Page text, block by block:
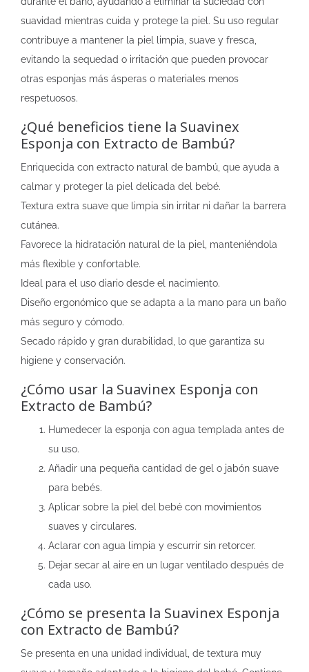
suavidad mientras cuida y protege la piel. Su uso regular
contribuye a mantener la piel limpia, suave y fresca,
evitando la sequedad o irritación que pueden provocar
otras esponjas más ásperas o materiales menos
respetuosos.
¿Qué beneficios tiene la Suavinex
Esponja con Extracto de Bambú?
Enriquecida con extracto natural de bambú, que ayuda a
calmar y proteger la piel delicada del bebé.
Textura extra suave que limpia sin irritar ni dañar la barrera
cutánea.
Favorece la hidratación natural de la piel, manteniéndola
más flexible y confortable.
Ideal para el uso diario desde el nacimiento.
Diseño ergonómico que se adapta a la mano para un baño
más seguro y cómodo.
Secado rápido y gran durabilidad, lo que garantiza su
higiene y conservación.
¿Cómo usar la Suavinex Esponja con
Extracto de Bambú?
Humedecer la esponja con agua templada antes de
su uso.
Añadir una pequeña cantidad de gel o jabón suave
para bebés.
Aplicar sobre la piel del bebé con movimientos
suaves y circulares.
Aclarar con agua limpia y escurrir sin retorcer.
Dejar secar al aire en un lugar ventilado después de
cada uso.
¿Cómo se presenta la Suavinex Esponja
con Extracto de Bambú?
Se presenta en una unidad individual, de textura muy